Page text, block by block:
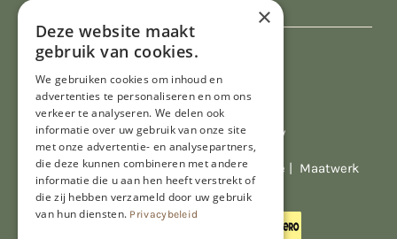
Al onze prijzen zijn incl. BTW
© Copyright 2026 Limburgs Bakwinkeltje | Maatwerk
website webmix
×
Deze website maakt
gebruik van cookies.
We gebruiken cookies om inhoud en
advertenties te personaliseren en om ons
verkeer te analyseren. We delen ook
informatie over uw gebruik van onze site
met onze advertentie- en analysepartners,
die deze kunnen combineren met andere
informatie die u aan hen heeft verstrekt of
die zij hebben verzameld door uw gebruik
van hun diensten. Privacybeleid